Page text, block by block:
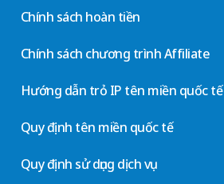
Chính sách hoàn tiền
Chính sách chương trình Affiliate
Hướng dẫn trỏ IP tên miền quốc tế
Quy định tên miền quốc tế
Quy định sử dụng dịch vụ